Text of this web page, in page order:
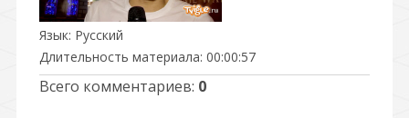
Язык: Русский
Длительность материала: 00:00:57
Всего комментариев: 0